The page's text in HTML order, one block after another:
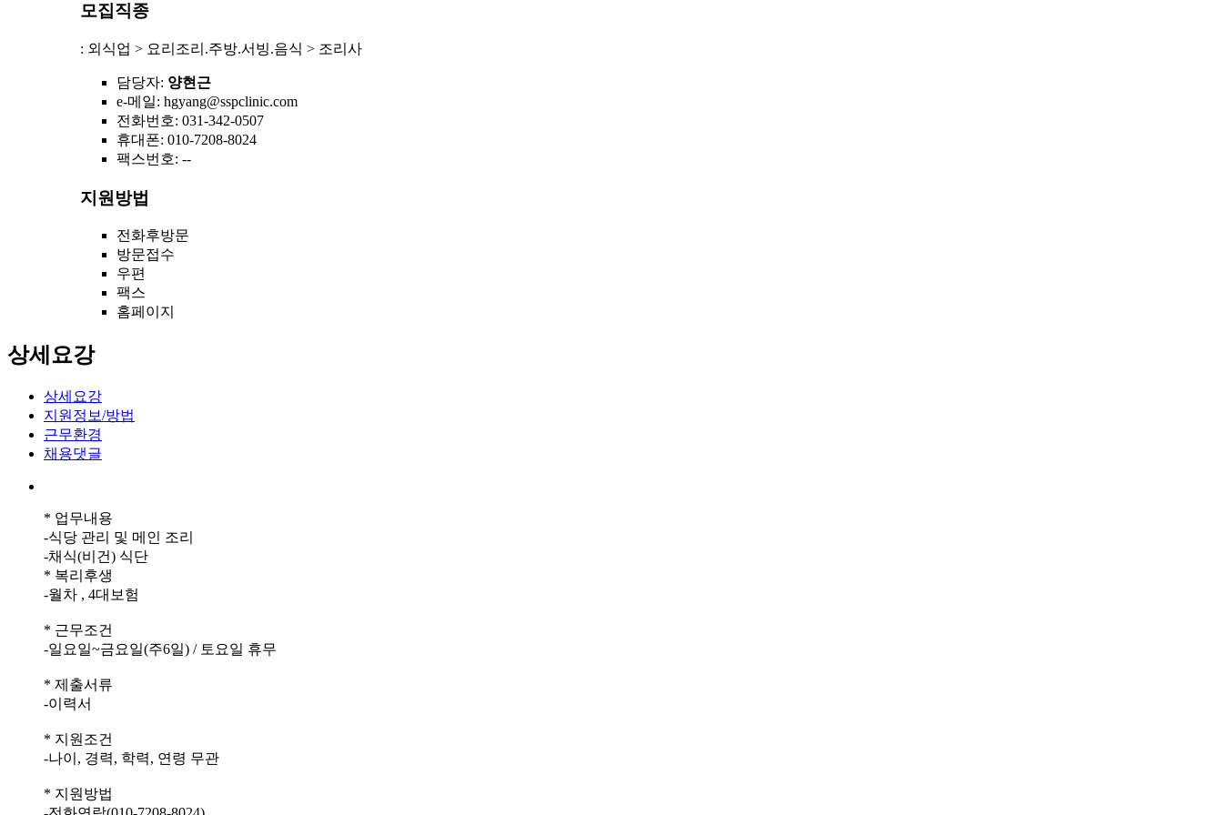
모집직종
: 외식업 > 요리조리.주방.서빙.음식 > 조리사
담당자: 양현근
e-메일: hgyang@sspclinic.com
전화번호: 031-342-0507
휴대폰: 010-7208-8024
팩스번호: --
지원방법
전화후방문
방문접수
우편
팩스
홈페이지
상세요강
상세요강
지원정보/방법
근무환경
채용댓글
* 업무내용
-식당 관리 및 메인 조리
-채식(비건) 식단
* 복리후생
-월차 , 4대보험
* 근무조건
-일요일~금요일(주6일) / 토요일 휴무
* 제출서류
-이력서
* 지원조건
-나이, 경력, 학력, 연령 무관
* 지원방법